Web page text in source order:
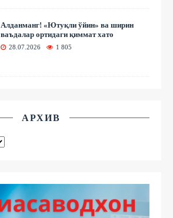
Алданманг! «Ютуқли ўйин» ва ширин
ваъдалар ортидаги қиммат хато
28.07.2026 1 805
АРХИВ